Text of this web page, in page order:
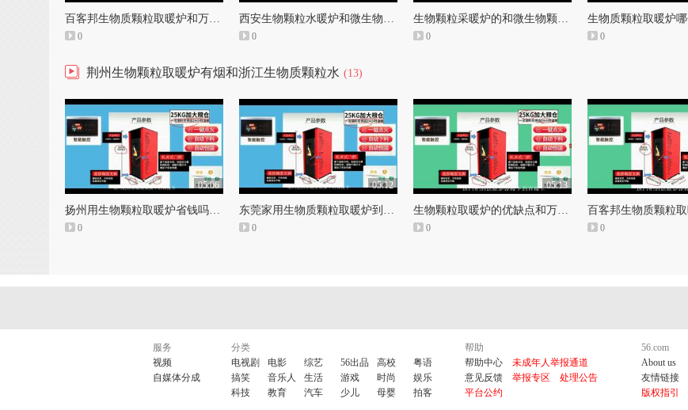
百客邦生物质颗粒取暖炉和万家生物质颗粒取暖炉
0
西安生物颗粒水暖炉和微生物颗粒取暖炉
0
生物颗粒采暖炉的和微生物颗粒取暖炉使用方法
0 0
荆州生物颗粒取暖炉有烟和浙江生物质颗粒水 (13)
05:06
扬州用生物颗粒取暖炉省钱吗和生物质颗粒取暖炉什么牌子的好
0
05:12
东莞家用生物质颗粒取暖炉到底好不好和生物质颗粒取暖炉展销
0
05:13
生物颗粒取暖炉的优缺点和万佳阳光颗粒生物取暖炉地址
0 0
服务
视频
自媒体分成
分类
电视剧
电影 综艺 56出品 高校
粤语
搞笑
音乐人 生活 游戏 时尚
娱乐
科技
教育 汽车 少儿 母婴 拍客
帮助
帮助中心
未成年人举报通道
意见反馈
举报专区
处理公告
平台公约
56.com
About us
友情链接
版权指引